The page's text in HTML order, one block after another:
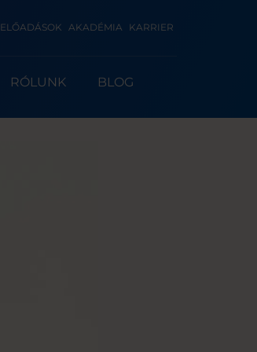
ELŐADÁSOK AKADÉMIA KARRIER
RÓLUNK BLOG